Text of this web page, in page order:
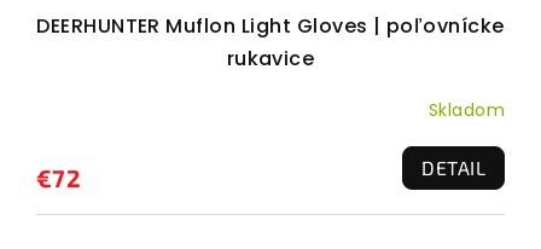
DEERHUNTER Muflon Light Gloves | poľovnícke
rukavice
Skladom
€72 DETAIL